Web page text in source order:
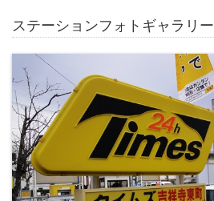
ステーションフォトギャラリー